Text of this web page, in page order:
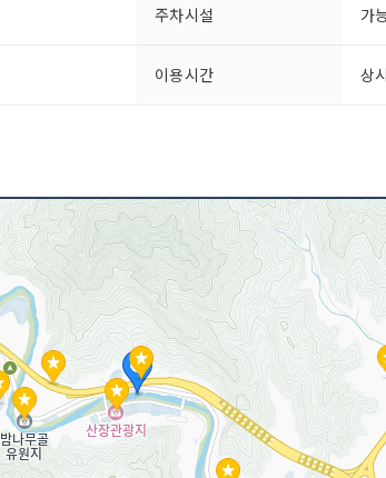
주차시설 가
이용시간 상